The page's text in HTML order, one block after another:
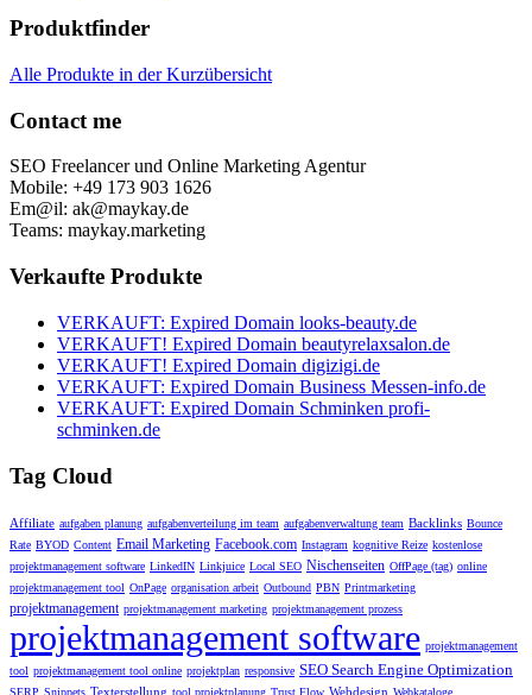
Produktfinder
Alle Produkte in der Kurzübersicht
Contact me
SEO Freelancer und Online Marketing Agentur
Mobile: +49 173 903 1626
Em@il: ak@maykay.de
Teams: maykay.marketing
Verkaufte Produkte
VERKAUFT: Expired Domain looks-beauty.de
VERKAUFT! Expired Domain beautyrelaxsalon.de
VERKAUFT! Expired Domain digizigi.de
VERKAUFT: Expired Domain Business Messen-info.de
VERKAUFT: Expired Domain Schminken profi-
schminken.de
Tag Cloud
Affiliate aufgaben planung aufgabenverteilung im team aufgabenverwaltung team Backlinks Bounce
Rate BYOD Content Email Marketing Facebook.com Instagram kognitive Reize kostenlose
projektmanagement software LinkedIN Linkjuice Local SEO Nischenseiten OffPage (tag) online
projektmanagement tool OnPage organisation arbeit Outbound PBN Printmarketing
projektmanagement projektmanagement marketing projektmanagement prozess
projektmanagement software projektmanagement
tool projektmanagement tool online projektplan responsive SEO Search Engine Optimization
SERP Snippets Texterstellung tool projektplanung Trust Flow Webdesign Webkataloge